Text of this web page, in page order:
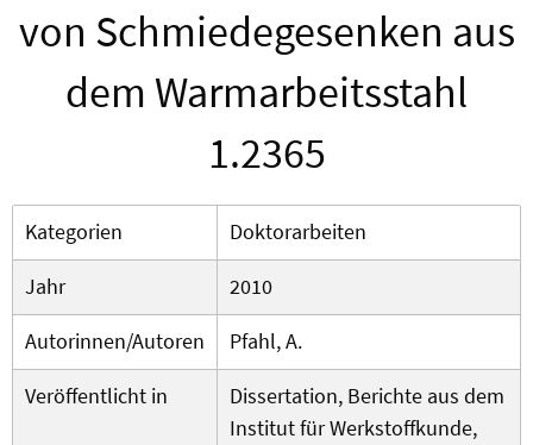
von Schmiedegesenken aus
dem Warmarbeitsstahl
1.2365
Kategorien
Doktorarbeiten
Jahr
2010
Autorinnen/Autoren
Pfahl, A.
Veröffentlicht in
Dissertation, Berichte aus dem
Institut für Werkstoffkunde,